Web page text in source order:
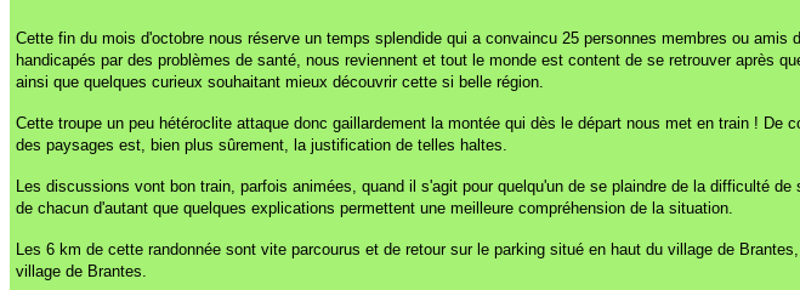
Cette fin du mois d'octobre nous réserve un temps splendide qui a convaincu 25 personnes membres ou
handicapés par des problèmes de santé, nous reviennent et tout le monde est content de se retrouver après
ainsi que quelques curieux souhaitant mieux découvrir cette si belle région.
Cette troupe un peu hétéroclite attaque donc gaillardement la montée qui dès le départ nous met en train !
des paysages est, bien plus sûrement, la justification de telles haltes.
Les discussions vont bon train, parfois animées, quand il s'agit pour quelqu'un de se plaindre de la difficulté
de chacun d'autant que quelques explications permettent une meilleure compréhension de la situation.
Les 6 km de cette randonnée sont vite parcourus et de retour sur le parking situé en haut du village de
village de Brantes.